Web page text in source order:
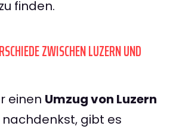
finden.
ZWISCHEN LUZERN UND
einen Umzug von Luzern
nachdenkst, gibt es